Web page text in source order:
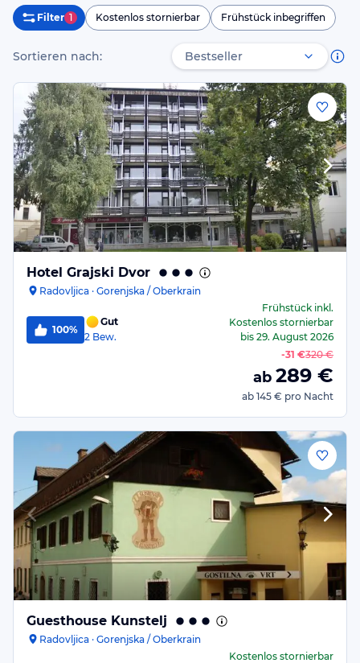
Filter 1 Kostenlos stornierbar Frühstück inbegriffen
Sortieren nach:
Hotel Grajski Dvor
Radovljica · Gorenjska / Oberkrain
100%
Gut
2 Bew.
Frühstückinkl.
Kostenlos stornierbar
bis 29. August 2026
-31 €320 €
ab 289 €
ab 145 € pro Nacht
Guesthouse Kunstelj
Radovljica · Gorenjska / Oberkrain
Kostenlos stornierbar